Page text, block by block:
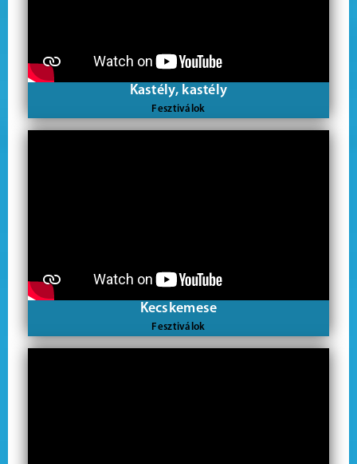
Kastély, kastély
Fesztiválok
Kecskemese
Fesztiválok